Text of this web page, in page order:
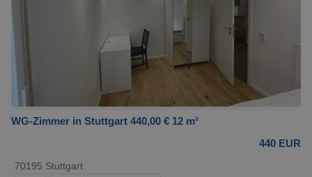
WG-Zimmer in Stuttgart 440,00 € 12 m²
440 EUR
70195 Stuttgart